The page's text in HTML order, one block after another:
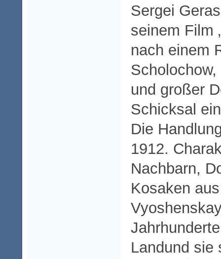
Sergei
seinem Film
nach einem
und großer
Schicksal
Die
1912.
Nachbarn,
Kosaken
Landund sie